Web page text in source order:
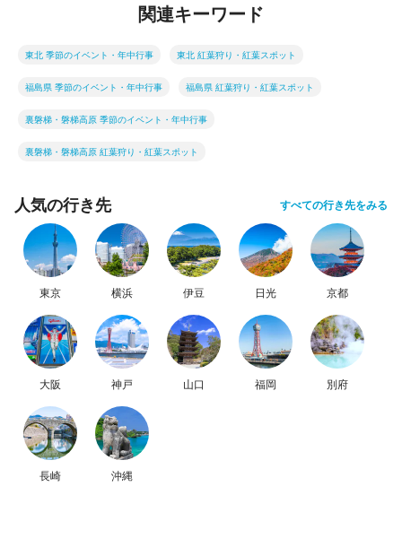
関連キーワード
東北 季節のイベント・年中行事 東北 紅葉狩り・紅葉スポット
福島県 季節のイベント・年中行事 福島県 紅葉狩り・紅葉スポット
裏磐梯・磐梯高原 季節のイベント・年中行事
裏磐梯・磐梯高原 紅葉狩り・紅葉スポット
人気の行き先 すべての行き先をみる
東京 横浜 伊豆 日光 京都
大阪 神戸 山口 福岡 別府
長崎 沖縄